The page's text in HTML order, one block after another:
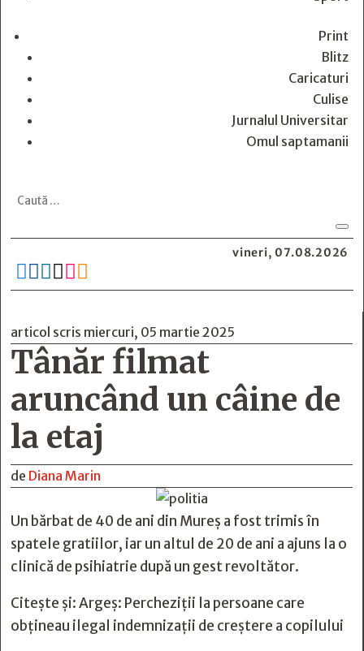
Print
Blitz
Caricaturi
Culise
Jurnalul Universitar
Omul saptamanii
vineri, 07.08.2026
     
articol scris miercuri, 05 martie 2025
Tânăr filmat
aruncând un câine de
la etaj
de Diana Marin
Un bărbat de 40 de ani din Mureș a fost trimis în
spatele gratiilor, iar un altul de 20 de ani a ajuns la o
clinică de psihiatrie după un gest revoltător.
Citește și:Argeș: Percheziţii la persoane care
obţineau ilegal indemnizaţii de creştere a copilului